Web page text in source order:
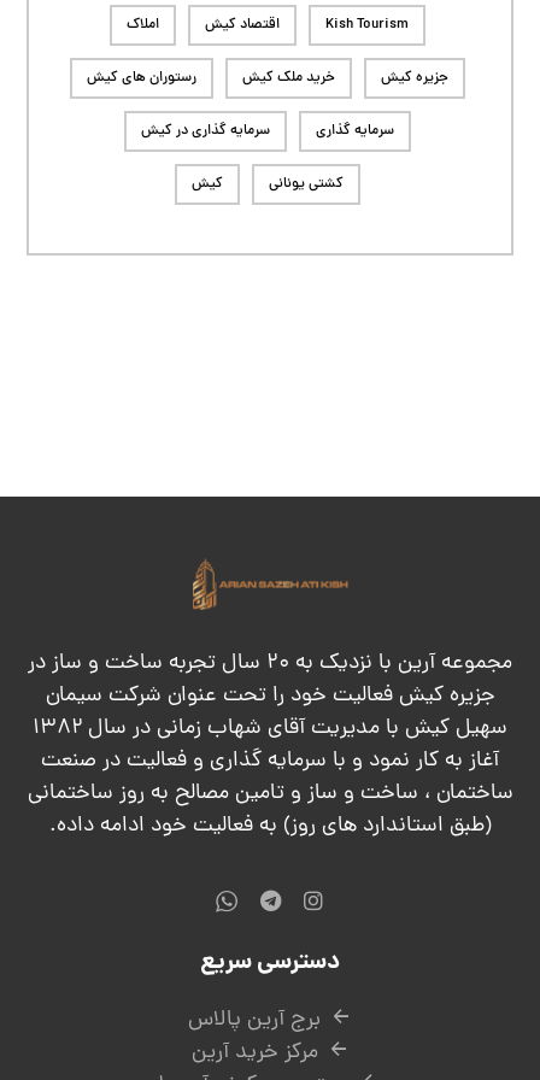
Kish Tourism اقتصاد کیش املاک
جزیره کیش خرید ملک کیش رستوران های کیش
سرمایه گذاری سرمایه گذاری در کیش
کشتی یونانی کیش
مجموعه آرین با نزدیک به ۲۰ سال تجربه ساخت و ساز در
جزیره کیش فعالیت خود را تحت عنوان شرکت سیمان
سهیل کیش با مدیریت آقای شهاب زمانی در سال ۱۳۸۲
آغاز به کار نمود و با سرمایه گذاری و فعالیت در صنعت
ساختمان ، ساخت و ساز و تامین مصالح به روز ساختمانی
(طبق استاندارد های روز) به فعالیت خود ادامه داده.
دسترسی سریع
برج آرین پالاس
مرکز خرید آرین